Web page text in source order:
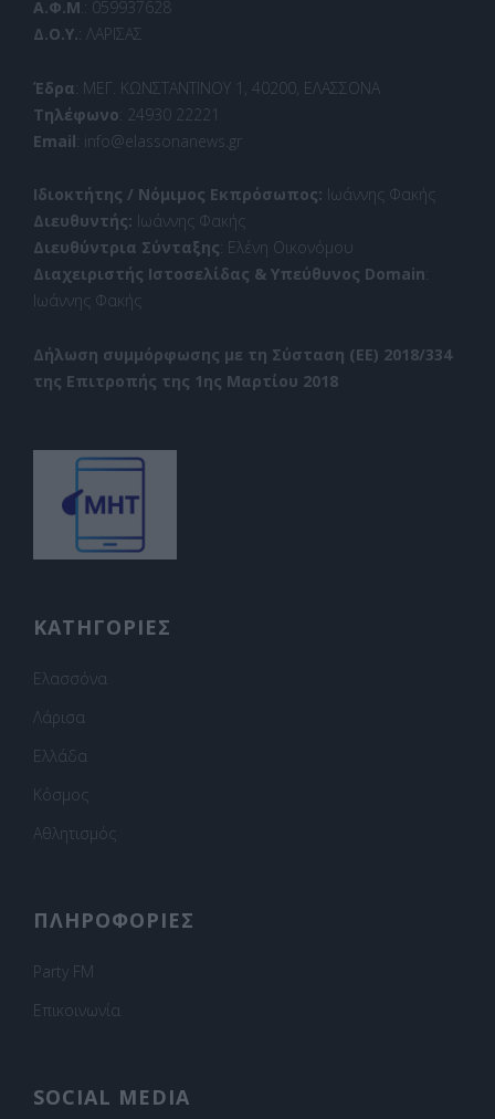
Α.Φ.Μ.: 059937628
Δ.Ο.Υ.: ΛΑΡΙΣΑΣ
Έδρα: ΜΕΓ. ΚΩΝΣΤΑΝΤΙΝΟΥ 1, 40200, ΕΛΑΣΣΟΝΑ
Τηλέφωνο: 24930 22221
Email: info@elassonanews.gr
Ιδιοκτήτης / Νόμιμος Εκπρόσωπος: Ιωάννης Φακής
Διευθυντής: Ιωάννης Φακής
Διευθύντρια Σύνταξης: Ελένη Οικονόμου
Διαχειριστής Ιστοσελίδας & Υπεύθυνος Domain:
Ιωάννης Φακής
Δήλωση συμμόρφωσης με τη Σύσταση (ΕΕ) 2018/334
της Επιτροπής της 1ης Μαρτίου 2018
ΚΑΤΗΓΟΡΙΕΣ
Ελασσόνα
Λάρισα
Ελλάδα
Κόσμος
Αθλητισμός
ΠΛΗΡΟΦΟΡΙΕΣ
Party FM
Επικοινωνία
SOCIAL MEDIA